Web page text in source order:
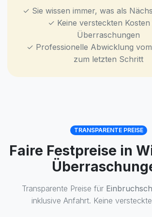
✓ Sie wissen immer, was als
✓ Keine versteckten Kosten
Überraschungen
✓ Professionelle Abwicklung
zum letzten Schritt
TRANSPARENTE PREISE
Faire Festpreise in
Transparente Preise für
inklusive Anfahrt. Keine